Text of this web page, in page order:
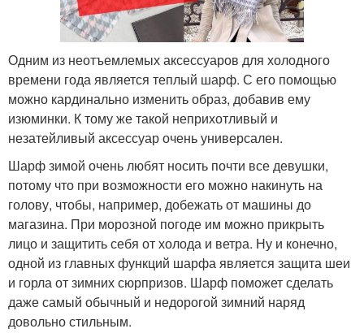
Одним из неотъемлемых аксессуаров для холодного
времени года является теплый шарф. С его помощью
можно кардинально изменить образ, добавив ему
изюминки. К тому же такой неприхотливый и
незатейливый аксессуар очень универсален.
Шарф зимой очень любят носить почти все девушки,
потому что при возможности его можно накинуть на
голову, чтобы, например, добежать от машины до
магазина. При морозной погоде им можно прикрыть
лицо и защитить себя от холода и ветра. Ну и конечно,
одной из главных функций шарфа является защита шеи
и горла от зимних сюрпризов. Шарф поможет сделать
даже самый обычный и недорогой зимний наряд
довольно стильным.